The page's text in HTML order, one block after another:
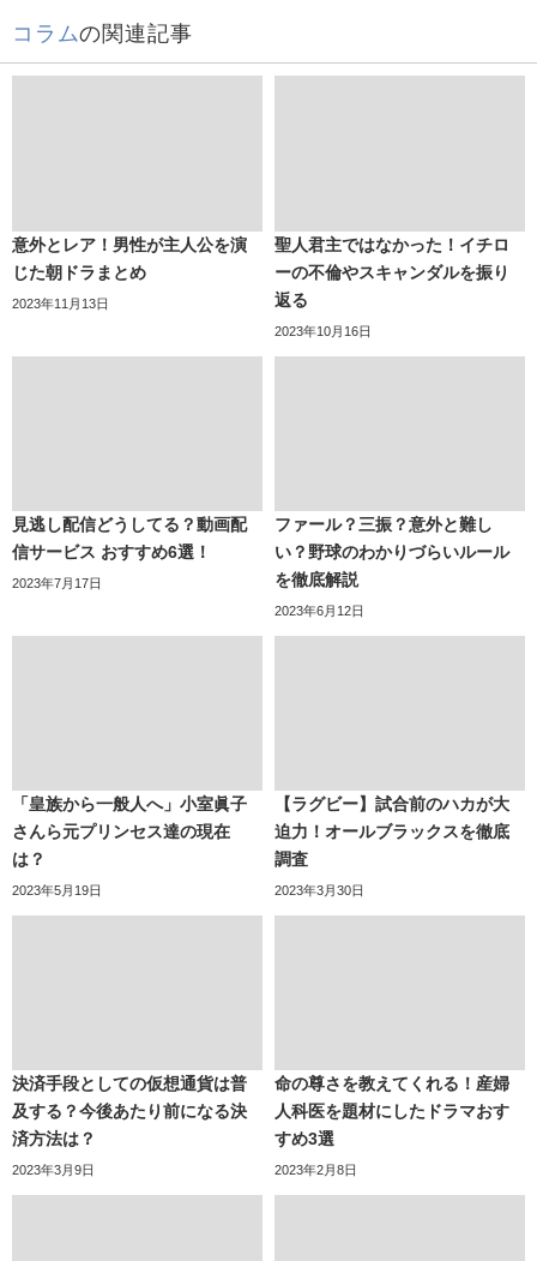
コラムの関連記事
意外とレア！男性が主人公を演
じた朝ドラまとめ
2023年11月13日
聖人君主ではなかった！イチロ
ーの不倫やスキャンダルを振り
返る
2023年10月16日
見逃し配信どうしてる？動画配
信サービス おすすめ6選！
2023年7月17日
ファール？三振？意外と難し
い？野球のわかりづらいルール
を徹底解説
2023年6月12日
「皇族から一般人へ」小室眞子
さんら元プリンセス達の現在
は？
2023年5月19日
【ラグビー】試合前のハカが大
迫力！オールブラックスを徹底
調査
2023年3月30日
決済手段としての仮想通貨は普
及する？今後あたり前になる決
済方法は？
2023年3月9日
命の尊さを教えてくれる！産婦
人科医を題材にしたドラマおす
すめ3選
2023年2月8日